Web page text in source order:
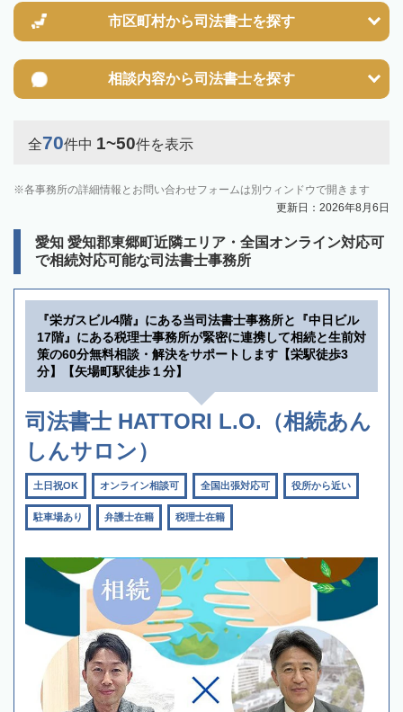
市区町村から司法書士を探す
相談内容から司法書士を探す
全70件中 1~50件を表示
各事務所の詳細情報とお問い合わせフォームは別ウィンドウで開きます
更新日：2026年8月6日
愛知 愛知郡東郷町近隣エリア・全国オンライン対応可
で相続対応可能な司法書士事務所
『栄ガスビル4階』にある当司法書士事務所と『中日ビル
17階』にある税理士事務所が緊密に連携して相続と生前対
策の60分無料相談・解決をサポートします【栄駅徒歩3
分】【矢場町駅徒歩１分】
司法書士 HATTORI L.O.（相続あん
しんサロン）
土日祝OK オンライン相談可 全国出張対応可 役所から近い
駐車場あり 弁護士在籍 税理士在籍